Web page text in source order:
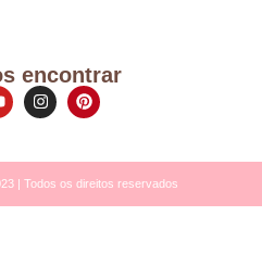
encontrar
| Todos os direitos reservados